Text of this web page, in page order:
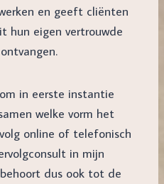
en geeft cliënten
hun eigen vertrouwde
in eerste instantie
welke vorm het
online of telefonisch
in mijn
dus ook tot de